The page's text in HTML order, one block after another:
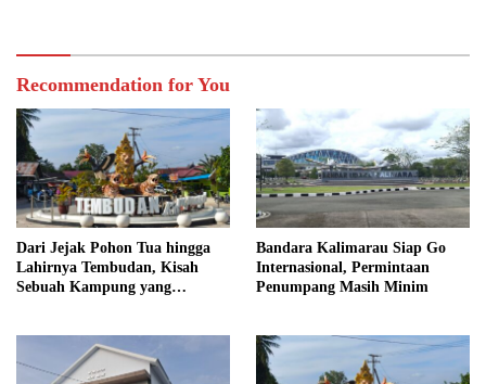
Recommendation for You
Dari Jejak Pohon Tua hingga
Lahirnya Tembudan, Kisah
Sebuah Kampung yang
Bandara Kalimarau Siap Go
Internasional, Permintaan
Penumpang Masih Minim